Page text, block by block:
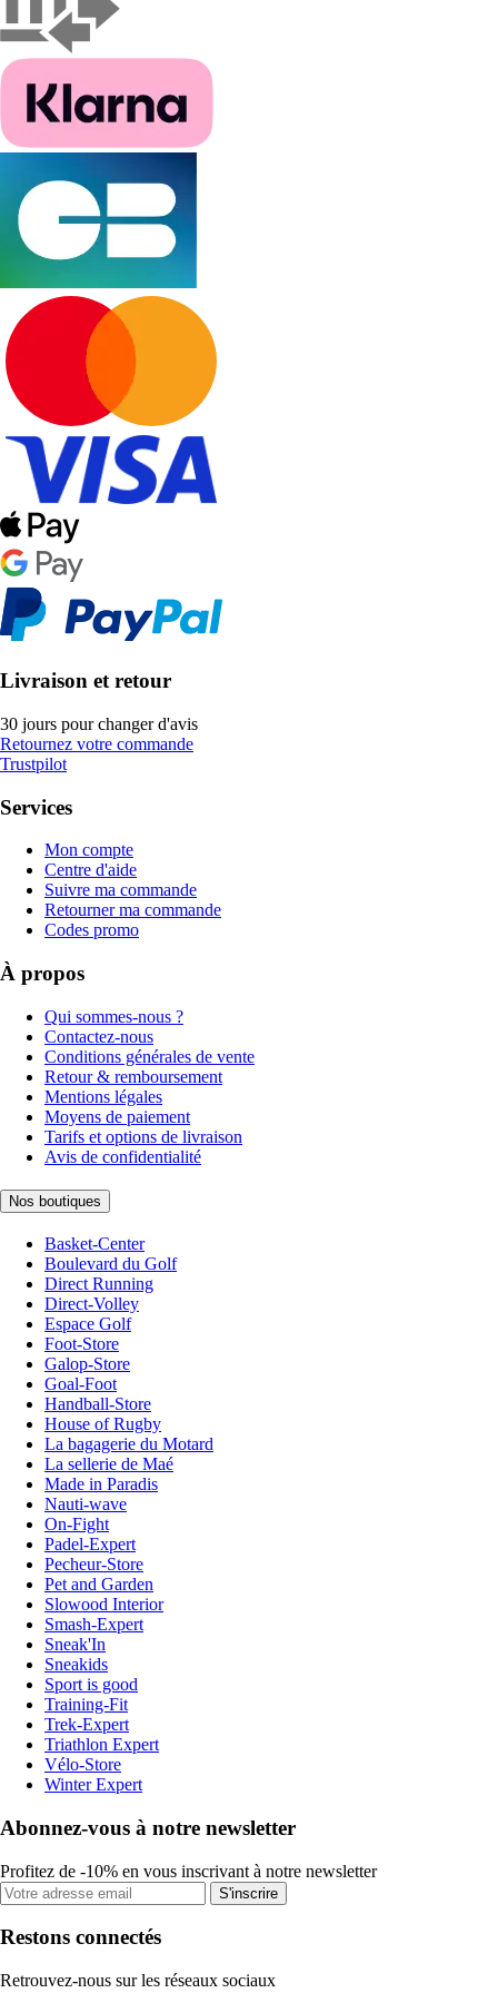
Livraison et retour
30 jours pour changer d'avis
Retournez votre commande
Trustpilot
Services
Mon compte
Centre d'aide
Suivre ma commande
Retourner ma commande
Codes promo
À propos
Qui sommes-nous ?
Contactez-nous
Conditions générales de vente
Retour & remboursement
Mentions légales
Moyens de paiement
Tarifs et options de livraison
Avis de confidentialité
Nos boutiques
Basket-Center
Boulevard du Golf
Direct Running
Direct-Volley
Espace Golf
Foot-Store
Galop-Store
Goal-Foot
Handball-Store
House of Rugby
La bagagerie du Motard
La sellerie de Maé
Made in Paradis
Nauti-wave
On-Fight
Padel-Expert
Pecheur-Store
Pet and Garden
Slowood Interior
Smash-Expert
Sneak'In
Sneakids
Sport is good
Training-Fit
Trek-Expert
Triathlon Expert
Vélo-Store
Winter Expert
Abonnez-vous à notre newsletter
Profitez de -10% en vous inscrivant à notre newsletter
S'inscrire
Restons connectés
Retrouvez-nous sur les réseaux sociaux